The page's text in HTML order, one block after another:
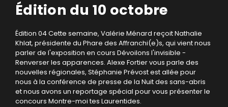
Édition du 10 octobre
Édition 04Cette semaine, Valérie Ménard reçoit Nathalie
Khlat, présidente du Phare des Affranchi(e)s, qui vient nous
parler de l'exposition en cours Dévoilons l'invisible -
Renverser les apparences. Alexe Fortier vous parle des
nouvelles régionales, Stéphanie Prévost est allée pour
nous à la conférence de presse de la Nuit des sans-abris
et nous avons un reportage spécial pour vous présenter le
concours Montre-moi tes Laurentides.